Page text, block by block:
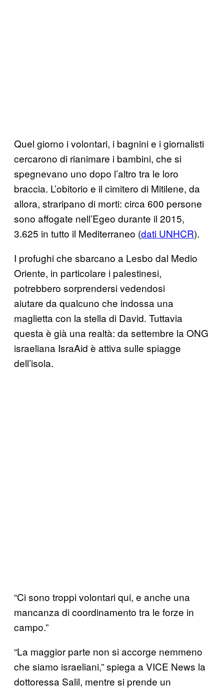
Quel giorno i volontari, i bagnini e i giornalisti
cercarono di rianimare i bambini, che si
spegnevano uno dopo l’altro tra le loro
braccia. L’obitorio e il cimitero di Mitilene, da
allora, straripano di morti: circa 600 persone
sono affogate nell’Egeo durante il 2015,
3.625 in tutto il Mediterraneo (dati UNHCR).
I profughi che sbarcano a Lesbo dal Medio
Oriente, in particolare i palestinesi,
potrebbero sorprendersi vedendosi
aiutare da qualcuno che indossa una
maglietta con la stella di David. Tuttavia
questa è già una realtà: da settembre la ONG
israeliana IsraAid è attiva sulle spiagge
dell’isola.
“Ci sono troppi volontari qui, e anche una
mancanza di coordinamento tra le forze in
campo.”
“La maggior parte non si accorge nemmeno
che siamo israeliani,” spiega a VICE News la
dottoressa Salil, mentre si prende un